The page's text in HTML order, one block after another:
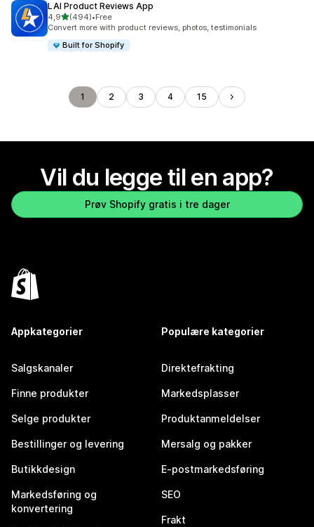
LAI Product Reviews App
4,9av 5 stjerner
(494)
Totalt 494 omtaler
•Free
Convert more with product reviews, photos, testimonials
Built for Shopify
1 2 3 4 15
Vil du legge til en app?
Prøv Shopify gratis i tre dager
Appkategorier
Salgskanaler
Finne produkter
Selge produkter
Bestillinger og levering
Butikkdesign
Markedsføring og
konvertering
Populære kategorier
Direktefrakting
Markedsplasser
Produktanmeldelser
Mersalg og pakker
E-postmarkedsføring
SEO
Frakt